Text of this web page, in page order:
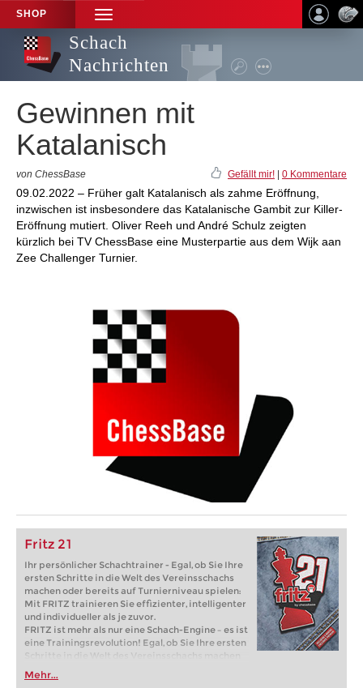
SHOP
TOGGLE
NAVIGATION
Schach
Nachrichten
Gewinnen mit
Katalanisch
von ChessBase Gefällt mir! 0 Kommentare
09.02.2022 – Früher galt Katalanisch als zahme Eröffnung,
inzwischen ist insbesondere das Katalanische Gambit zur Killer-
Eröffnung mutiert. Oliver Reeh und André Schulz zeigten
kürzlich bei TV ChessBase eine Musterpartie aus dem Wijk aan
Zee Challenger Turnier.
Fritz 21
Ihr persönlicher Schachtrainer - Egal, ob Sie Ihre
ersten Schritte in die Welt des Vereinsschachs
machen oder bereits auf Turnierniveau spielen:
Mit FRITZ trainieren Sie effizienter, intelligenter
und individueller als je zuvor.
FRITZ ist mehr als nur eine Schach-Engine – es ist
eine Trainingsrevolution! Egal, ob Sie Ihre ersten
Schritte in die Welt des Vereinsschachs machen
oder bereits auf Turnierniveau spielen: Mit
FRITZ trainieren Sie effizienter, intelligenter und
Mehr...